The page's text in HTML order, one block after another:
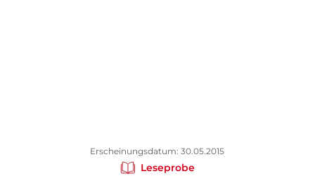
Erscheinungsdatum: 30.05.2015
Leseprobe